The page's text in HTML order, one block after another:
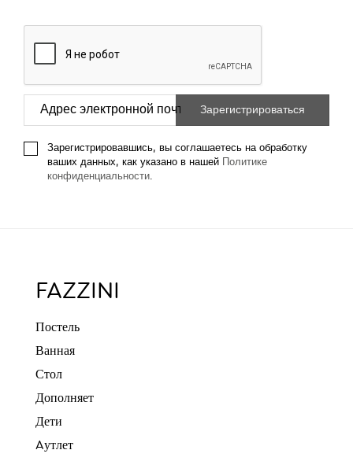
Зарегистрировавшись, вы соглашаетесь на обработку
ваших данных, как указано в нашей
Политике
конфиденциальности.
FAZZINI
Постель
Ванная
Стол
Дополняет
Дети
Aутлет